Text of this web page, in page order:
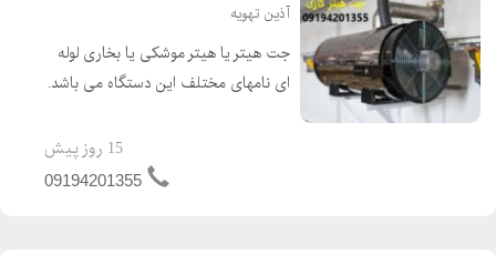
آذین تهویه
جت هیتر یا هیتر موشکی یا بخاری لوله
ای نامهای مختلف این دستگاه می باشد.
گرم کردن سالن های تولید ، دامداری ها،
مرغداری ها و گلخانه ها می باشد. از جت
15 روز پیش
09194201355